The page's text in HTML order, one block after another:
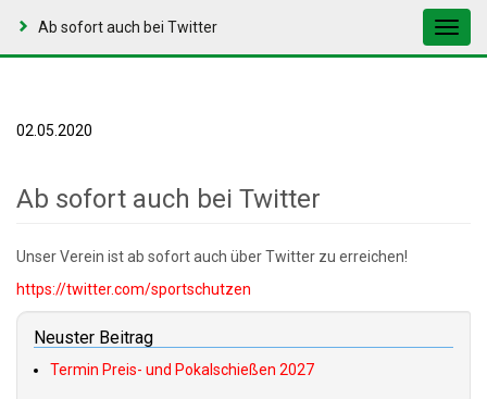
Ab sofort auch bei Twitter
02.05.2020
Ab sofort auch bei Twitter
Unser Verein ist ab sofort auch über Twitter zu erreichen!
https://twitter.com/sportschutzen
Neuster Beitrag
Termin Preis- und Pokalschießen 2027